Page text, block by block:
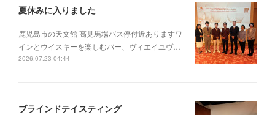
夏休みに入りました
鹿児島市の天文館 高見馬場バス停付近ありますワ
インとウイスキーを楽しむバー、ヴィエイユヴ…
2026.07.23 04:44
ブラインドテイスティング